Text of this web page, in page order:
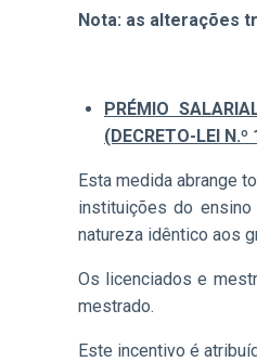
Nota: as alterações
PRÉMIO
(DECRETO-LEI
Esta medida abrange
instituições do ensino
natureza idêntico aos
Os licenciados e
mestrado.
Este incentivo é